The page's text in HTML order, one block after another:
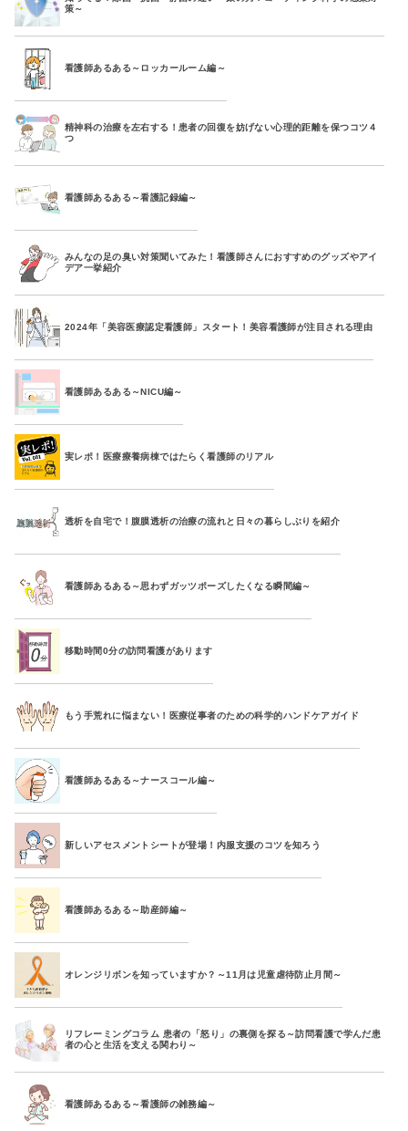
策～
看護師あるある～ロッカールーム編～
精神科の治療を左右する！患者の回復を妨げない心理的距離を保つコツ４
つ
看護師あるある～看護記録編～
みんなの足の臭い対策聞いてみた！看護師さんにおすすめのグッズやアイ
デア一挙紹介
2024年「美容医療認定看護師」スタート！美容看護師が注目される理由
看護師あるある～NICU編～
実レポ！医療療養病棟ではたらく看護師のリアル
透析を自宅で！腹膜透析の治療の流れと日々の暮らしぶりを紹介
看護師あるある～思わずガッツポーズしたくなる瞬間編～
移動時間0分の訪問看護があります
もう手荒れに悩まない！医療従事者のための科学的ハンドケアガイド
看護師あるある～ナースコール編～
新しいアセスメントシートが登場！内服支援のコツを知ろう
看護師あるある～助産師編～
オレンジリボンを知っていますか？～11月は児童虐待防止月間～
リフレーミングコラム 患者の「怒り」の裏側を探る～訪問看護で学んだ患
者の心と生活を支える関わり～
看護師あるある～看護師の雑務編～